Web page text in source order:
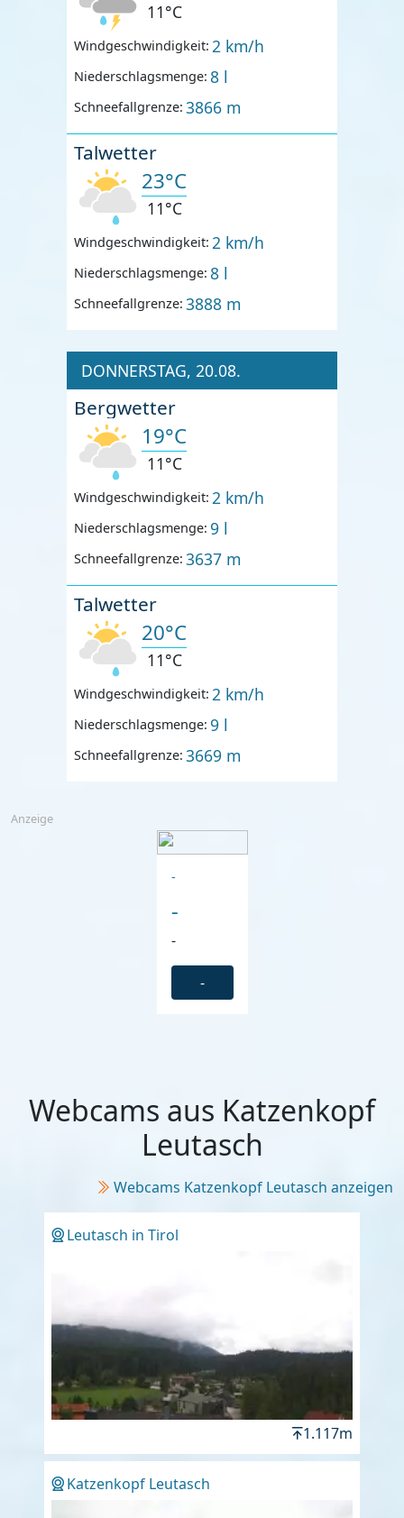
11°C
Windgeschwindigkeit: 2 km/h
Niederschlagsmenge: 8 l
Schneefallgrenze: 3866 m
Talwetter
23°C
11°C
Windgeschwindigkeit: 2 km/h
Niederschlagsmenge: 8 l
Schneefallgrenze: 3888 m
DONNERSTAG, 20.08.
Bergwetter
19°C
11°C
Windgeschwindigkeit: 2 km/h
Niederschlagsmenge: 9 l
Schneefallgrenze: 3637 m
Talwetter
20°C
11°C
Windgeschwindigkeit: 2 km/h
Niederschlagsmenge: 9 l
Schneefallgrenze: 3669 m
Anzeige
-
-
-
-
Webcams aus Katzenkopf
Leutasch
Webcams Katzenkopf Leutasch anzeigen
Leutasch in Tirol
1.117m
Katzenkopf Leutasch